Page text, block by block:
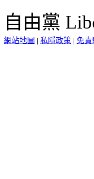
自由黨
網站地圖 | 私隱政策 | 免責